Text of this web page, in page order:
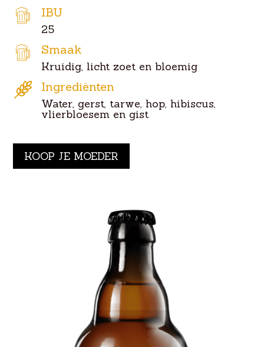
IBU
25
Smaak
Kruidig, licht zoet en bloemig
Ingrediënten
Water, gerst, tarwe, hop, hibiscus,
vlierbloesem en gist
KOOP JE MOEDER